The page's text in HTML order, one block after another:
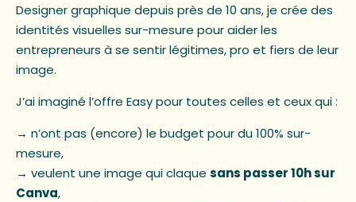
Designer graphique depuis près de 10 ans, je crée des
identités visuelles sur-mesure pour aider les
entrepreneurs à se sentir légitimes, pro et fiers de leur
image.
J’ai imaginé l’offre Easy pour toutes celles et ceux qui :
→ n’ont pas (encore) le budget pour du 100% sur-
mesure,
→ veulent une image qui claque sans passer 10h sur
Canva,